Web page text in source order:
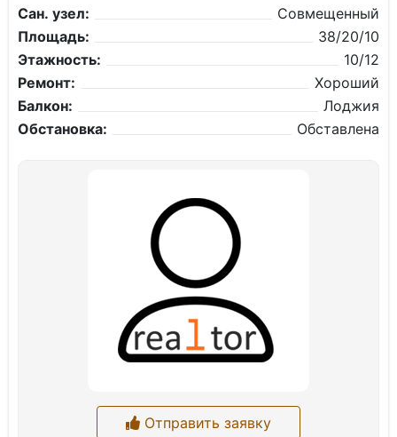
Сан. узел:
Совмещенный
Площадь:
38/20/10
Этажность:
10/12
Ремонт:
Хороший
Балкон:
Лоджия
Обстановка:
Обставлена
Отправить заявку